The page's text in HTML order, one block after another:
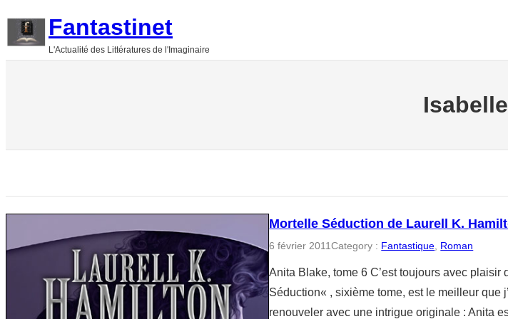
Fantastinet
L'Actualité des Littératures de l'Imaginaire
Mortelle Séduction de Laurell K.
6 février 2011Category : Fantastique Roman
Anita Blake, tome 6 C’est toujours avec
Séduction« , sixième tome, est le meilleur que
renouveler avec une intrigue originale : Anita